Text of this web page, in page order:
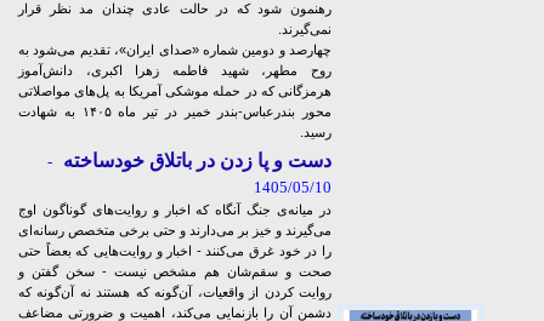
رهنمون شود که در حالت عادی چندان مد نظر قرار
نمی‌گیرند.
چهارصد و دومین شماره «صدای ایران»، تقدیم می‌شود به
روح مطهر، شهید فاطمه ‌زهرا اکبری، دانش‌آموز
هرمزگانی که در حمله موشکی آمریکا به پل‌های مواصلاتی
محور بندرعباس-بندر خمیر در تیر ماه ۱۴۰۵ به شهادت
رسید.
دست و پا زدن در باتلاق خودساخته
-
1405/05/10
در میانه‌ی جنگ آنگاه که اخبار و روایت‌های گوناگون اوج
می‌گیرند و خیز بر می‌دارند و حتی برخی متخصص رسانه‌ای
را در خود غرق می‌کنند - اخبار و روایت‌هایی که بعضاً حتی
صحت و سقم‌شان هم مشخص نیست - سخن گفتن و
روایت کردن از واقعیات، آن‌گونه که هستند نه آن‌گونه که
دشمن آن را بازنمایی می‌کند، اهمیت و ضرورتی مضاعف